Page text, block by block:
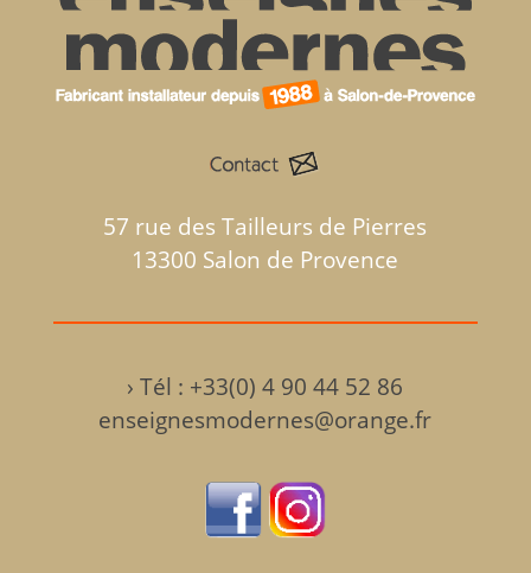
57 rue des Tailleurs de Pierres
13300 Salon de Provence
› Tél : +33(0) 4 90 44 52 86
enseignesmodernes@orange.fr